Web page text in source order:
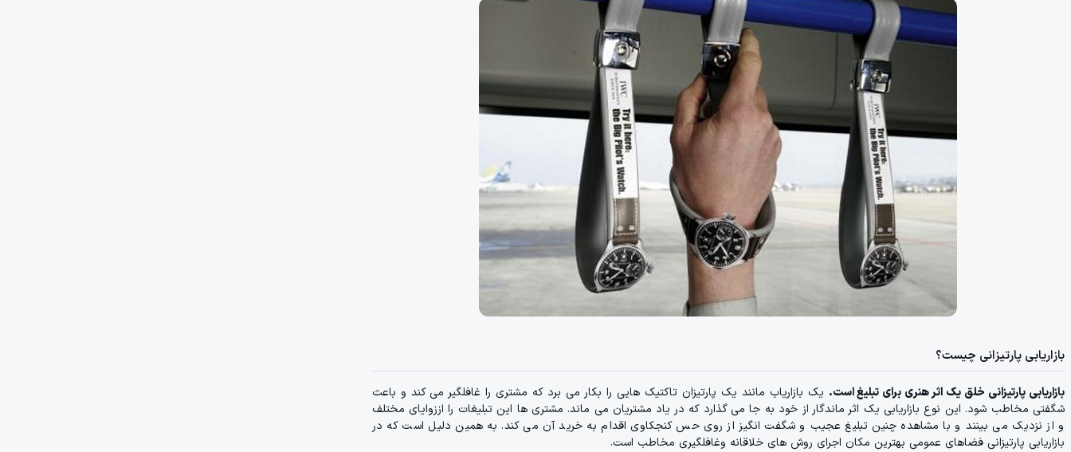
بازاریابی پارتیزانی چیست؟
بازاریابی پارتیزانی خلق یک اثر هنری برای تبلیغ است. یک بازاریاب مانند یک پارتیزان تاکتیک هایی را بکار می برد که مشتری را غافلگیر می کند و باعث
شگفتی مخاطب شود. این نوع بازاریابی یک اثر ماندگار از خود به جا می گذارد که در یاد مشتریان می ماند. مشتری ها این تبلیغات را اززوایای مختلف
و از نزدیک می بینند و با مشاهده چنین تبلیغ عجیب و شگفت انگیز از روی حس کنجکاوی اقدام به خرید آن می کند. به همین دلیل است که در
بازاریابی پارتیزانی فضاهای عمومی بهترین مکان اجرای روش های خلاقانه وغافلگیری مخاطب است.